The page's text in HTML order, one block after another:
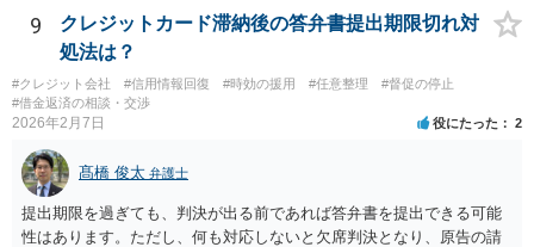
9
クレジットカード滞納後の答弁書提出期限切れ対
処法は？
#クレジット会社 #信用情報回復 #時効の援用 #任意整理
#督促の停止
#借金返済の相談・交渉
2026年2月7日 役にたった 2
髙橋 俊太 弁護士
提出期限を過ぎても、判決が出る前であれば答弁書を提出できる可能
性はあります。ただし、何も対応しないと欠席判決となり、原告の請